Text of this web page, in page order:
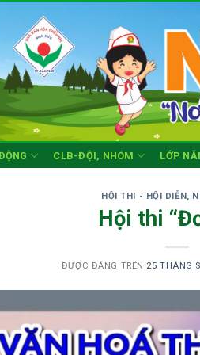
CLB-ĐỘI, NHÓM LỚP
HỘI THI - HỘI DIỄN,
Hội thi
ĐƯỢC ĐĂNG TRÊN 25 THÁNG